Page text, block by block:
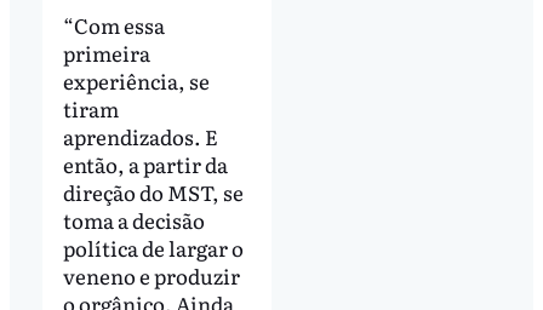
“Com essa
primeira
experiência, se
tiram
aprendizados. E
então, a partir da
direção do MST, se
toma a decisão
política de largar o
veneno e produzir
o orgânico. Ainda